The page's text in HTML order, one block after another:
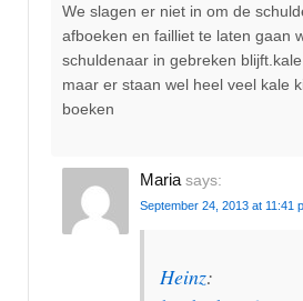
We slagen er niet in om de
afboeken en failliet te laten gaan
schuldenaar in gebreken
maar er staan wel heel veel kale
boeken
Maria says:
September 24, 2013 at 11:41
Heinz: